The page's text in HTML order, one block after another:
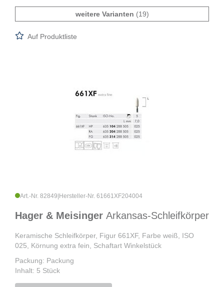
weitere Varianten (19)
Auf Produktliste
Art.-Nr. 82849 Hersteller-Nr. 61661XF204004
Hager & Meisinger Arkansas-Schleifkörper
Keramische Schleifkörper, Figur 661XF, Farbe weiß, ISO
025, Körnung extra fein, Schaftart Winkelstück
Packung: Packung
Inhalt: 5 Stück